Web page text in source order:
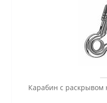
Карабин с раскрывом